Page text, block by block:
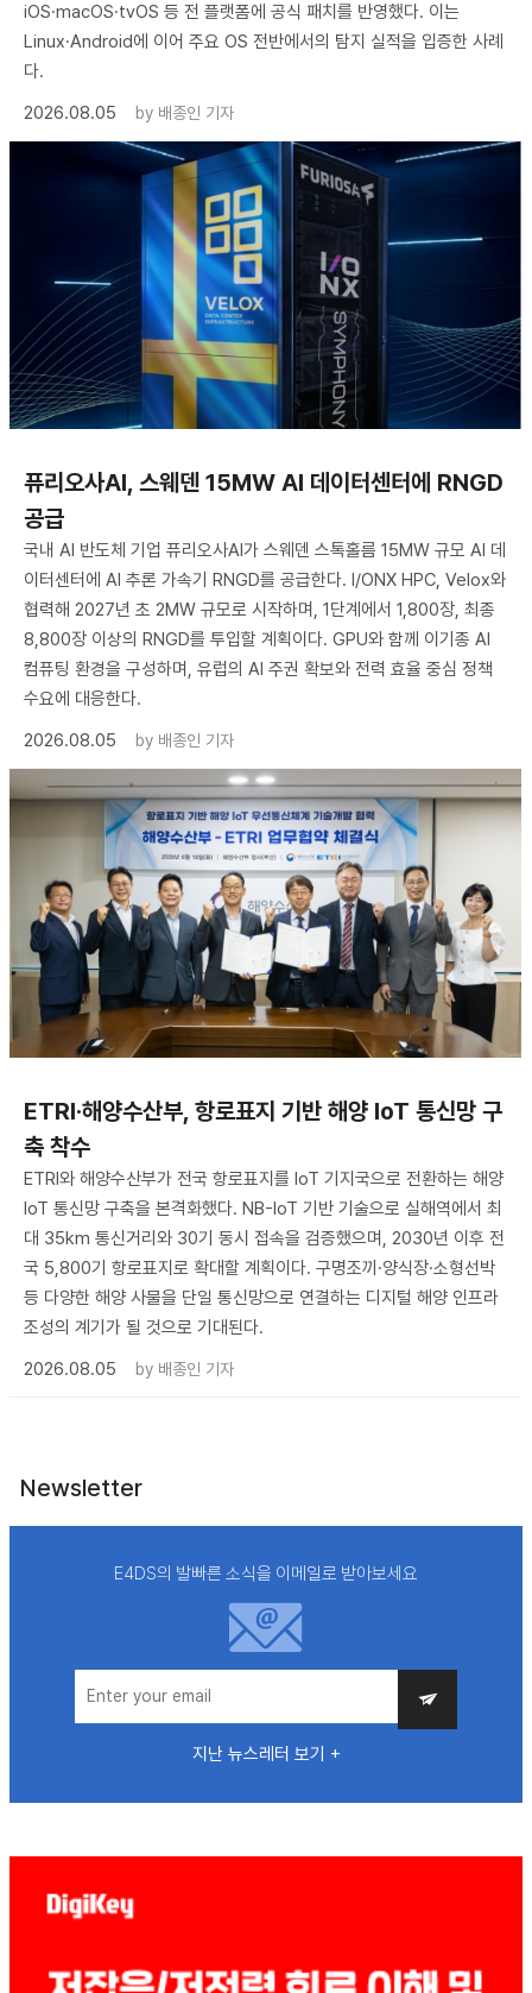
iOS·macOS·tvOS 등 전 플랫폼에 공식 패치를 반영했다. 이는
Linux·Android에 이어 주요 OS 전반에서의 탐지 실적을 입증한 사례
다.
2026.08.05
by 배종인 기자
퓨리오사AI, 스웨덴 15MW AI 데이터센터에 RNGD
공급
국내 AI 반도체 기업 퓨리오사AI가 스웨덴 스톡홀름 15MW 규모 AI 데
이터센터에 AI 추론 가속기 RNGD를 공급한다. I/ONX HPC, Velox와
협력해 2027년 초 2MW 규모로 시작하며, 1단계에서 1,800장, 최종
8,800장 이상의 RNGD를 투입할 계획이다. GPU와 함께 이기종 AI
컴퓨팅 환경을 구성하며, 유럽의 AI 주권 확보와 전력 효율 중심 정책
수요에 대응한다.
2026.08.05
by 배종인 기자
ETRI·해양수산부, 항로표지 기반 해양 IoT 통신망 구
축 착수
ETRI와 해양수산부가 전국 항로표지를 IoT 기지국으로 전환하는 해양
IoT 통신망 구축을 본격화했다. NB-IoT 기반 기술으로 실해역에서 최
대 35km 통신거리와 30기 동시 접속을 검증했으며, 2030년 이후 전
국 5,800기 항로표지로 확대할 계획이다. 구명조끼·양식장·소형선박
등 다양한 해양 사물을 단일 통신망으로 연결하는 디지털 해양 인프라
조성의 계기가 될 것으로 기대된다.
2026.08.05
by 배종인 기자
Newsletter
E4DS의 발빠른 소식을 이메일로 받아보세요
지난 뉴스레터 보기 +